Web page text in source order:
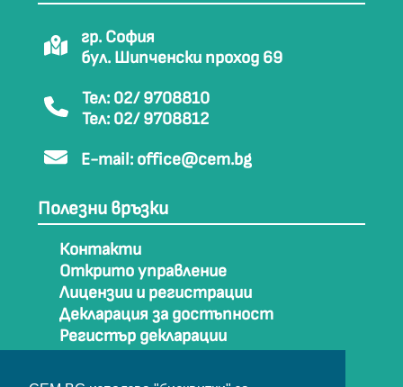
гр. София
бул. Шипченски проход 69
Тел: 02/ 9708810
Тел: 02/ 9708812
E-mail: office@cem.bg
Полезни връзки
Контакти
Открито управление
Лицензии и регистрации
Декларация за достъпност
Регистър декларации
Карта на сайта